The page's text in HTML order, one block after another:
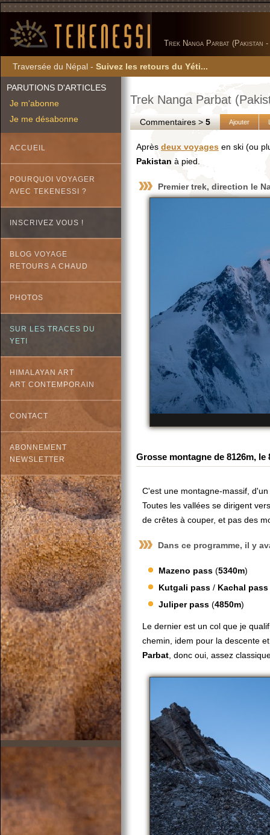
Trek Nanga Parbat (Pakistan
Traversée du Népal - Suivez les retours du Yéti...
PARUTIONS D'ARTICLES
Je m'abonne
Je me désabonne
ACCUEIL
POURQUOI VOYAGER
AVEC TEKENESSI ?
INSCRIVEZ VOUS !
BLOG VOYAGE
RETOURS A CHAUD
PHOTOS
SUR LES TRACES DU
YETI
HIMALAYAN ART
ART CONTEMPORAIN
CONTACT
ABONNEMENT
NEWSLETTER
Trek Nanga Parbat
Commentaires >5 Ajouter
Après deux voyages en ski (ou
Pakistan à pied.
Premier trek, direction le
Grosse montagne de 8126m,
C'est une montagne-massif,
Toutes les vallées se dirigent
de crêtes à couper, et pas des
Dans ce programme, il y
Mazeno pass (5340m)
Kutgali pass / Kachal pass
Juliper pass (4850m)
Le dernier est un col que je
chemin, idem pour la descente
Parbat , donc oui, assez